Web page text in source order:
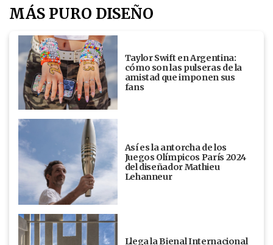
MÁS PURO DISEÑO
Taylor Swift en Argentina:
cómo son las pulseras de la
amistad que imponen sus
fans
Así es la antorcha de los
Juegos Olímpicos París 2024
del diseñador Mathieu
Lehanneur
Llega la Bienal Internacional